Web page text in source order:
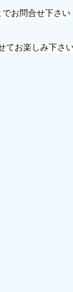
お問合せ下さい
てお楽しみ下さ